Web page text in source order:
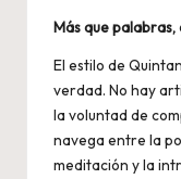
Más que palabras,
El estilo de
verdad. No hay
la voluntad de
navega entre la
meditación y la